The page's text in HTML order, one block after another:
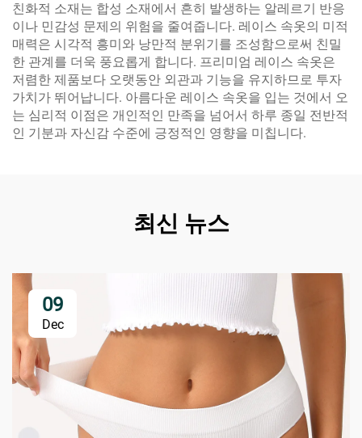
친화적 소재는 합성 소재에서 흔히 발생하는 알레르기 반응
이나 민감성 문제의 위험을 줄여줍니다. 레이스 속옷의 미적
매력은 시각적 흥미와 낭만적 분위기를 조성함으로써 친밀
한 관계를 더욱 풍요롭게 합니다. 프리미엄 레이스 속옷은
저렴한 제품보다 오랫동안 외관과 기능을 유지하므로 투자
가치가 뛰어납니다. 아름다운 레이스 속옷을 입는 것에서 오
는 심리적 이점은 개인적인 만족을 넘어서 하루 종일 전반적
인 기분과 자신감 수준에 긍정적인 영향을 미칩니다.
최신 뉴스
09
Dec